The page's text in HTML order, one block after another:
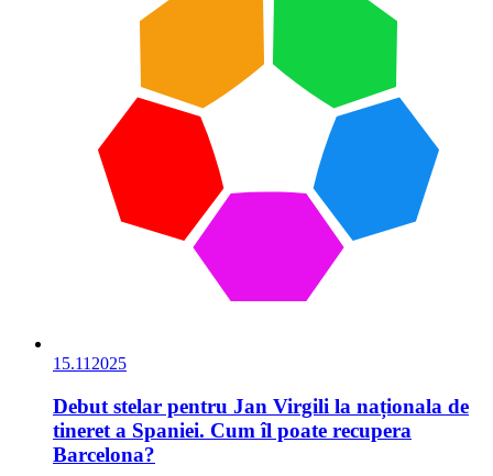
15.112025
Debut stelar pentru Jan Virgili la naționala de
tineret a Spaniei. Cum îl poate recupera
Barcelona?